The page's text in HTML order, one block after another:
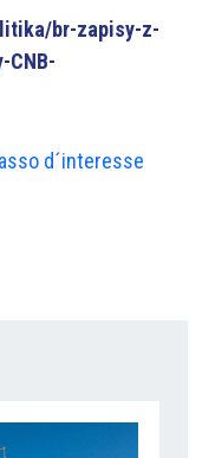
br-zapisy-z-
CNB-
d´interesse